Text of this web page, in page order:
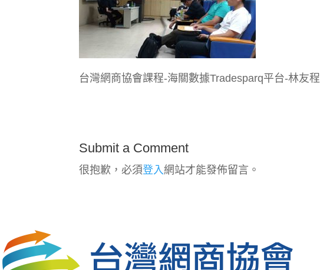
台灣網商協會課程-海關數據Tradesparq平台-林友程
Submit a Comment
很抱歉，必須登入 網站才能發佈留言。